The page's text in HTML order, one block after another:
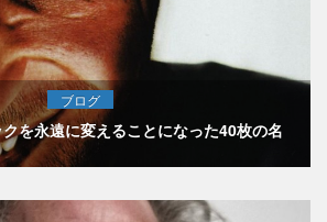
ブログ
を永遠に変えることになった40枚の名